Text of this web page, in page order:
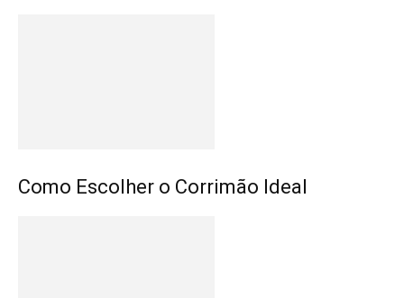
Como Escolher o Corrimão Ideal